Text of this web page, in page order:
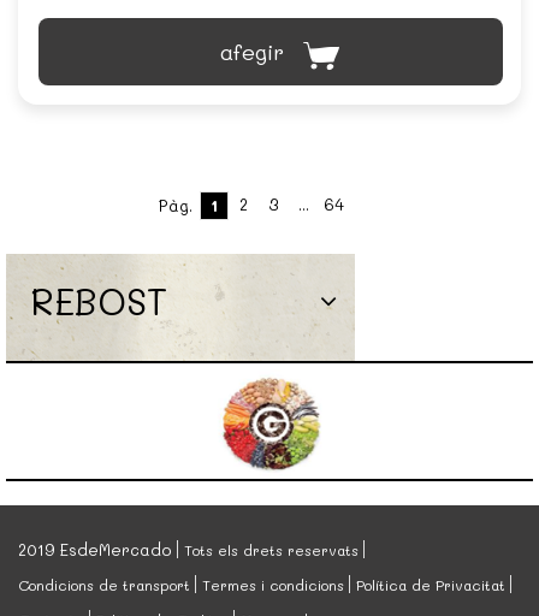
afegir
Pàg. 1 2 3 ... 64
REBOST
2019 EsdeMercado
Tots els drets reservats
Condicions de transport
Termes i condicions
Política de Privacitat